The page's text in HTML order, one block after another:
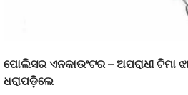
ପୋଲିସର ଏନକାଉଂଟର – ଅପରାଧୀ ଟିମା
ଧରାପଡ଼ିଲେ